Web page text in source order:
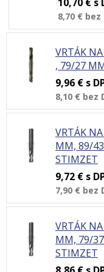
8,70 € bez
VRTÁK
, 79/27
9,96 € s
8,10 € bez
VRTÁK
MM, 89/
STIMZET
9,72 € s
7,90 € bez
VRTÁK
MM, 79/
STIMZET